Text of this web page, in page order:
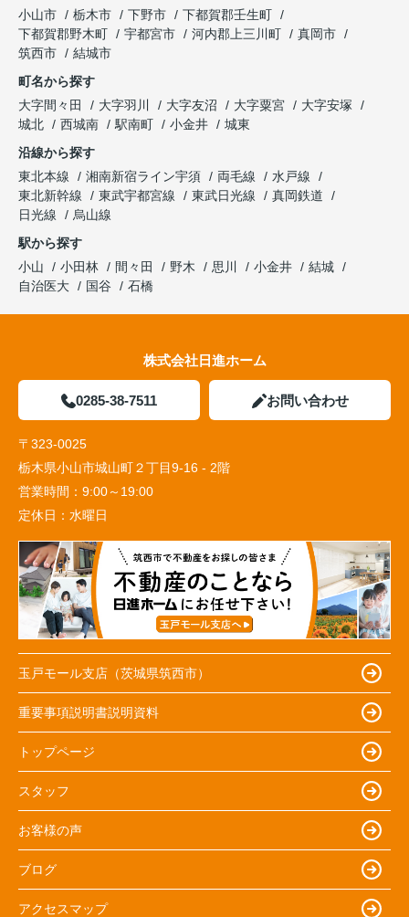
小山市
栃木市 下野市
下都賀郡壬生町
下都賀郡野木町
宇都宮市 河内郡上三川町
真岡市
筑西市
結城市
町名から探す
大字間々田
大字羽川 大字友沼 大字粟宮
大字安塚
城北
西城南 駅南町 小金井
城東
沿線から探す
東北本線
湘南新宿ライン宇須 両毛線
水戸線
東北新幹線
東武宇都宮線 東武日光線
真岡鉄道
日光線
烏山線
駅から探す
小山
小田林 間々田 野木 思川 小金井
結城
自治医大
国谷 石橋
株式会社日進ホーム
0285-38-7511 お問い合わせ
〒323-0025
栃木県小山市城山町２丁目9-16 - 2階
営業時間： 9:00～19:00
定休日： 水曜日
玉戸モール支店（茨城県筑西市）
重要事項説明書説明資料
トップページ
スタッフ
お客様の声
ブログ
アクセスマップ